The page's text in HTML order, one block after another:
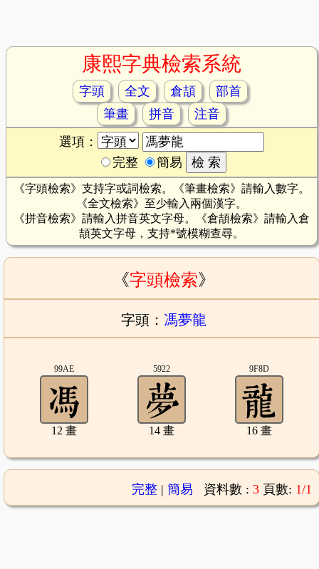
康熙字典檢索系統
字頭 全文 倉頡
部首
筆畫
拼音
注音
選項：
完整
簡易
《字頭檢索》支持字或詞檢索。《筆畫檢索》請輸入數字。
《全文檢索》至少輸入兩個漢字。
《拼音檢索》請輸入拼音英文字母。《倉頡檢索》請輸入倉
頡英文字母，支持*號模糊查尋。
《字頭檢索》
字頭： 馮夢龍
99AE
12 畫
5922
14 畫
9F8D
16 畫
完整| 簡易 資料數 : 3 頁數: 1/1